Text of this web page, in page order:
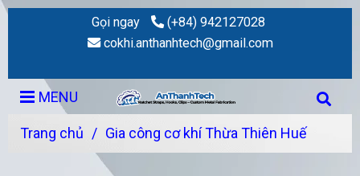
Gọi ngay
(+84) 942127028
cokhi.anthanhtech@gmail.com
MENU
Trang chủ / Gia công cơ khí Thừa Thiên Huế